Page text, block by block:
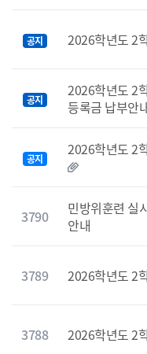
공지 2026학년도 2
공지
2026학년도 2
등록금 납부안
공지
2026학년도 2
3790
민방위훈련 실
안내
3789 2026학년도 2
3788 2026학년도 2